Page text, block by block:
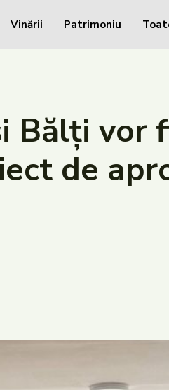
Vinării Patrimoniu
Bălți vor
de